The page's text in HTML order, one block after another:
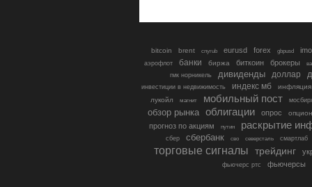
bitcoin brent cnyrub eurusd forex gbpusd
аэрофлот банки биржа биткоин брокеры
гмк норникель
дивиденды доллар
инвестиции в недвижимость индекс мб
инфляция
лукойл
магнит мобильный пост
обзор рынка облигации опрос
прогноз по акциям путин раскрытие
сбер сбербанк сво северсталь смартлаб
торговые сигналы трейдинг
фьючерс ртс фьючерсы